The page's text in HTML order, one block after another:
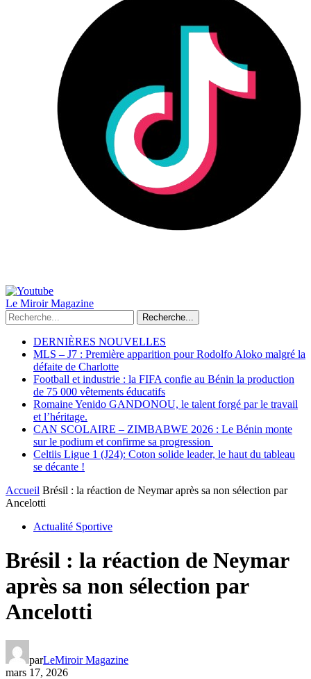
Le Miroir Magazine
Recherche...
DERNIÈRES NOUVELLES
MLS – J7 : Première apparition pour Rodolfo Aloko malgré la
défaite de Charlotte
Football et industrie : la FIFA confie au Bénin la production
de 75 000 vêtements éducatifs
Romaine Yenido GANDONOU, le talent forgé par le travail
et l’héritage.
CAN SCOLAIRE – ZIMBABWE 2026 : Le Bénin monte
sur le podium et confirme sa progression
Celtiis Ligue 1 (J24): Coton solide leader, le haut du tableau
se décante !
Accueil Brésil : la réaction de Neymar après sa non sélection par
Ancelotti
Actualité Sportive
Brésil : la réaction de Neymar
après sa non sélection par
Ancelotti
parLeMiroir Magazine
mars 17, 2026